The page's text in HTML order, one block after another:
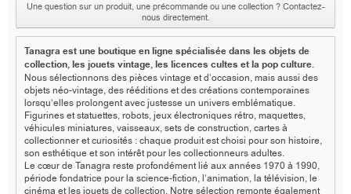
Une question sur un produit, une précommande ou une collection ? Contactez-
nous directement.
Tanagra est une boutique en ligne spécialisée dans les objets de
collection, les jouets vintage, les licences cultes et la pop culture.
Nous sélectionnons des pièces vintage et d’occasion, mais aussi des
objets néo-vintage, des rééditions et des créations contemporaines
lorsqu’elles prolongent avec justesse un univers emblématique.
Figurines et statuettes, robots, jeux électroniques rétro, maquettes,
véhicules miniatures, vaisseaux, sets de construction, cartes à
collectionner et curiosités : chaque produit est choisi pour son histoire,
son esthétique et son intérêt pour les collectionneurs adultes.
Le cœur de Tanagra reste profondément lié aux années 1970 à 1990,
période fondatrice pour la science-fiction, l’animation, la télévision, le
cinéma et les jouets de collection. Notre sélection remonte également